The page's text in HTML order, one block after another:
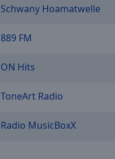
Schwany Hoamatwelle
889 FM
ON Hits
ToneArt Radio
Radio MusicBoxX